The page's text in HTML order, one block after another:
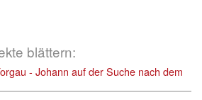
blättern:
- Johann auf der Suche nach dem